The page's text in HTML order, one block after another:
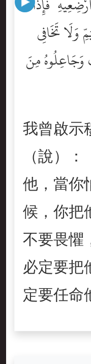
تَخَافِى
وَجَاعِلُوهُ مِنَ
我曾啟示
（說）
他，當你
候，你把
不要畏懼
必定要把
定要任命